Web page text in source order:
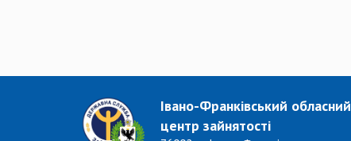
Івано-Франківський обласний
центр зайнятості